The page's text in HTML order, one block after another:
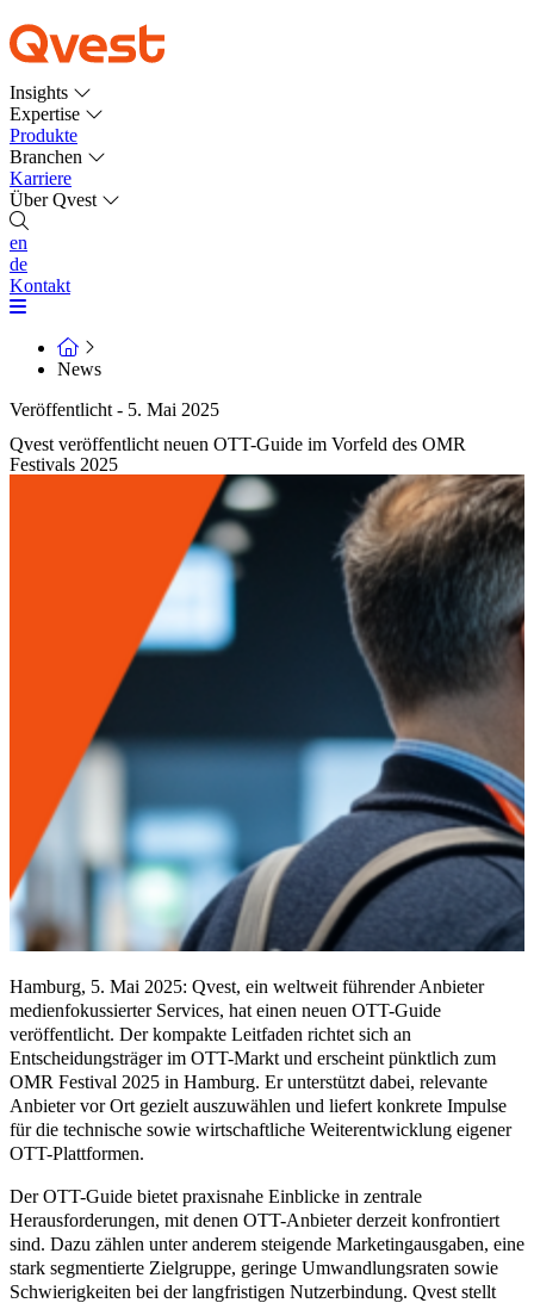
Insights
Expertise
Produkte
Branchen
Karriere
Über Qvest
en
de
Kontakt
News
Veröffentlicht - 5. Mai 2025
Qvest veröffentlicht neuen OTT-Guide im Vorfeld des OMR
Festivals 2025
Hamburg, 5. Mai 2025: Qvest, ein weltweit führender Anbieter
medienfokussierter Services, hat einen neuen OTT-Guide
veröffentlicht. Der kompakte Leitfaden richtet sich an
Entscheidungsträger im OTT-Markt und erscheint pünktlich zum
OMR Festival 2025 in Hamburg. Er unterstützt dabei, relevante
Anbieter vor Ort gezielt auszuwählen und liefert konkrete Impulse
für die technische sowie wirtschaftliche Weiterentwicklung eigener
OTT-Plattformen.
Der OTT-Guide bietet praxisnahe Einblicke in zentrale
Herausforderungen, mit denen OTT-Anbieter derzeit konfrontiert
sind. Dazu zählen unter anderem steigende Marketingausgaben, eine
stark segmentierte Zielgruppe, geringe Umwandlungsraten sowie
Schwierigkeiten bei der langfristigen Nutzerbindung. Qvest stellt